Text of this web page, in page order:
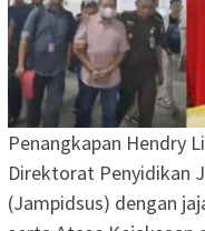
Penangkapan Hendry
Direktorat Penyidikan
(Jampidsus) dengan